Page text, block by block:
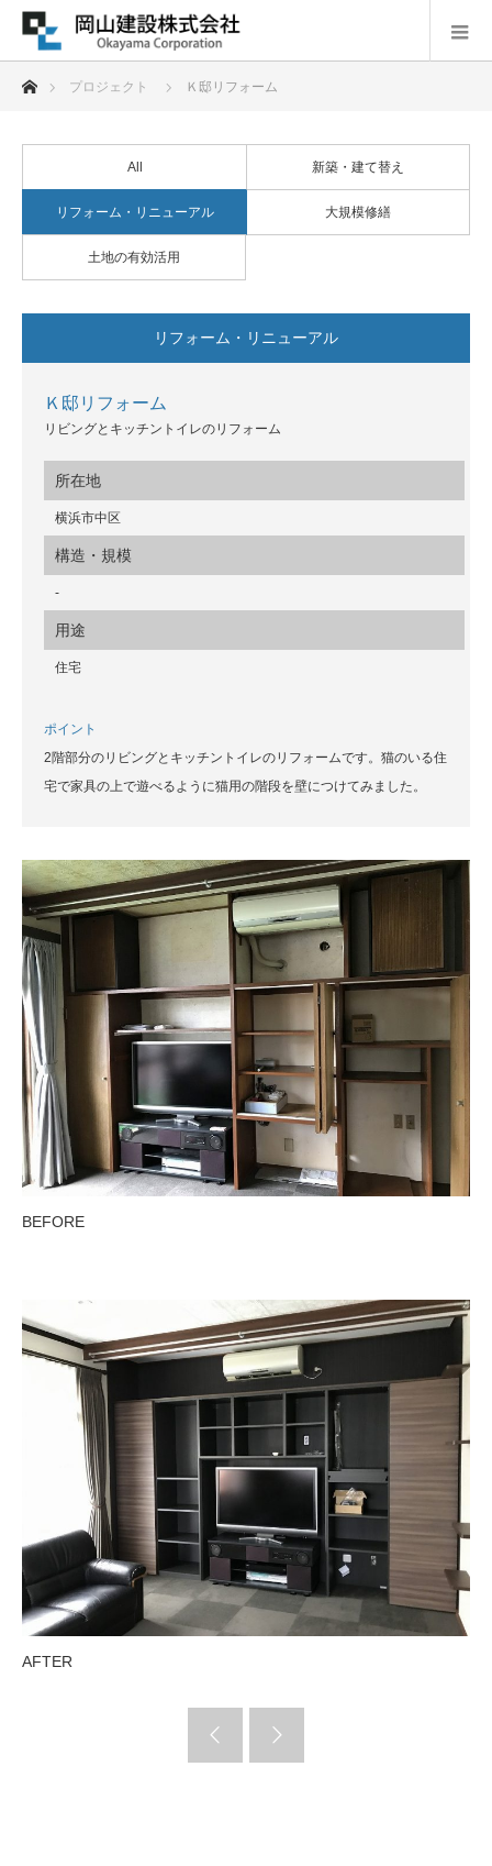
ホームプロジェクト Ｋ邸リフォーム
All 新築・建て替え
リフォーム・リニューアル 大規模修繕
土地の有効活用
リフォーム・リニューアル
Ｋ邸リフォーム
リビングとキッチントイレのリフォーム
所在地
横浜市中区
構造・規模
-
用途
住宅
ポイント
2階部分のリビングとキッチントイレのリフォームです。猫のいる住
宅で家具の上で遊べるように猫用の階段を壁につけてみました。
BEFORE
AFTER